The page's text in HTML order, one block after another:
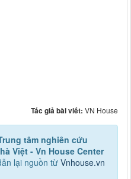
Tác giả bài viết: VN House
tâm nghiên cứu
Việt - Vn House Center
lại nguồn từ Vnhouse.vn